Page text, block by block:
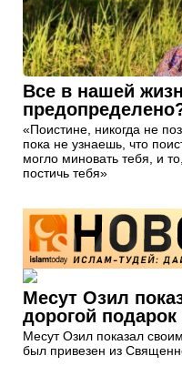
Все в нашей
«Поистине, никогда не
пока не узнаешь, что
могло миновать тебя, и
постичь тебя»
Месут Озил
дорогой
Месут Озил показал
был привезен из